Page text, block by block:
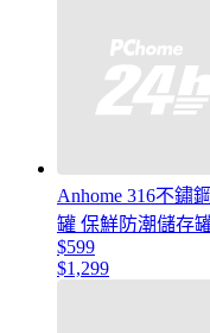
Anhome 316不鏽
罐 保鮮防潮儲存
$599
$1,299